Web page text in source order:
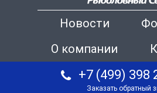
Новости
О компании
+7 (499) 398
Заказать обратный